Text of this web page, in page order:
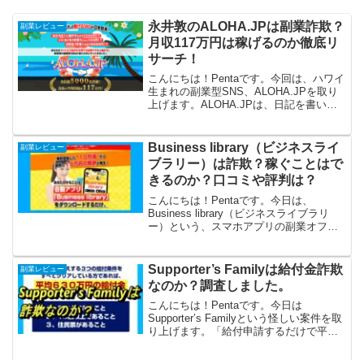
副業レビュー
永井敦のALOHA.JPは副業詐欺？
月収117万円は稼げるのか徹底リ
サーチ！
こんにちは！Pentaです。今回は、ハワイ
生まれの副業型SNS、ALOHA.JPを取り
上げます。ALOHA.JPは、日記を書いた
うで、いいじゃないですか。さっそく
徹...
副業レビュー
Business library（ビジネスライ
ブラリー）は詐欺？稼ぐことはで
きるのか？口コミや評判は？
こんにちは！Pentaです。今日は、
Business library（ビジネスライブラリ
ー）という、スマホアプリの副業オファ
だけで、完全自動で毎日15万円稼い...
副業レビュー
Supporter’s Familyは給付金詐欺
なのか？調査しました。
こんにちは！Pentaです。今日は
Supporter’s Familyという怪しい案件を取
り上げます。「給付申請するだけで平均